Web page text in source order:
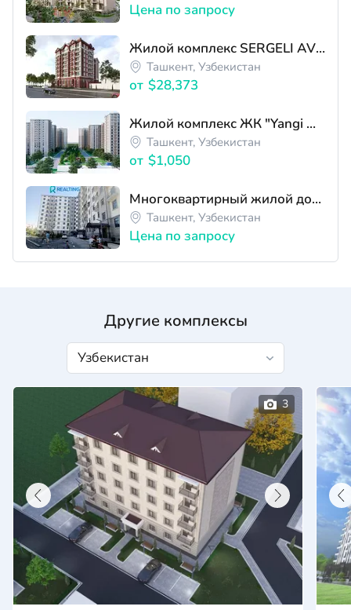
Цена по запросу
Жилой комплекс SERGELI AVENUE
Ташкент, Узбекистан
от $28,373
Жилой комплекс ЖК "Yangi Qumariq "
Ташкент, Узбекистан
от $1,050
Многоквартирный жилой дом ЖК MEGA STROY GROUP
Ташкент, Узбекистан
Цена по запросу
Другие комплексы